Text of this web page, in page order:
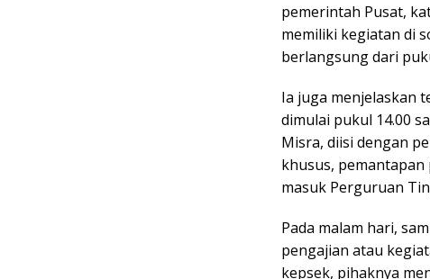
pemerintah Pusat,
memiliki kegiatan di
berlangsung dari
Ia juga menjelaskan
dimulai pukul 14.00
Misra, diisi dengan
khusus, pemantapan
masuk Perguruan
Pada malam hari,
pengajian atau
kepsek, pihaknya